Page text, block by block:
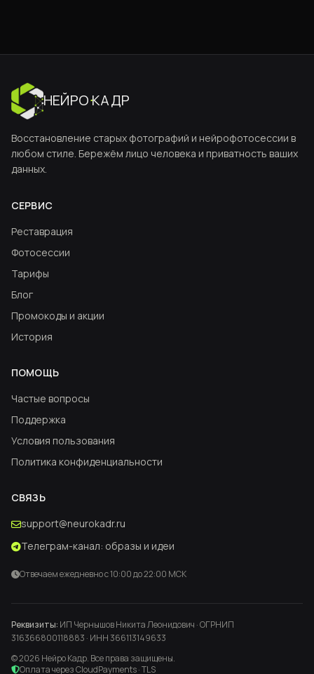
НЕЙРО·КАДР
Восстановление старых фотографий и нейрофотосессии в
любом стиле. Бережём лицо человека и приватность ваших
данных.
СЕРВИС
Реставрация
Фотосессии
Тарифы
Блог
Промокоды и акции
История
ПОМОЩЬ
Частые вопросы
Поддержка
Условия пользования
Политика конфиденциальности
СВЯЗЬ
support@neurokadr.ru
Телеграм-канал: образы и идеи
Отвечаем ежедневно с 10:00 до 22:00 МСК
Реквизиты: ИП Чернышов Никита Леонидович · ОГРНИП
316366800118883 · ИНН 366113149633
© 2026 Нейро Кадр. Все права защищены.
Оплата через CloudPayments · TLS